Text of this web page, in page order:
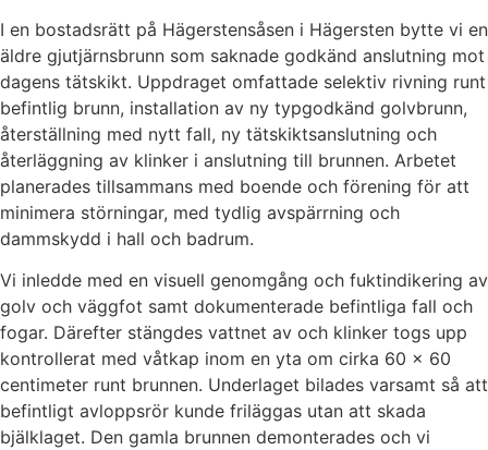
I en bostadsrätt på Hägerstensåsen i Hägersten bytte vi en
äldre gjutjärnsbrunn som saknade godkänd anslutning mot
dagens tätskikt. Uppdraget omfattade selektiv rivning runt
befintlig brunn, installation av ny typgodkänd golvbrunn,
återställning med nytt fall, ny tätskiktsanslutning och
återläggning av klinker i anslutning till brunnen. Arbetet
planerades tillsammans med boende och förening för att
minimera störningar, med tydlig avspärrning och
dammskydd i hall och badrum.
Vi inledde med en visuell genomgång och fuktindikering av
golv och väggfot samt dokumenterade befintliga fall och
fogar. Därefter stängdes vattnet av och klinker togs upp
kontrollerat med våtkap inom en yta om cirka 60 x 60
centimeter runt brunnen. Underlaget bilades varsamt så att
befintligt avloppsrör kunde friläggas utan att skada
bjälklaget. Den gamla brunnen demonterades och vi